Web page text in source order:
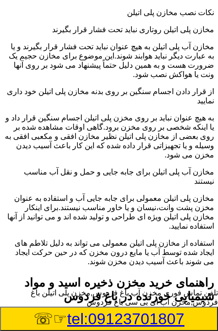
نکات نصب مخازن پلی اتیلن
مخازن پلی اتیلن روتاری نباید تحت فشار قرار بگیرند
مخازن آب پلی اتیلن به هیچ عنوان نباید تحت فشار قرار بگیرند و یا
به عبارت دیگر نباید هوابند شوند.این موضوع برای مخازن حجیم یک
ضرورت هست و به همین دلیل حتماً پیشنهاد می شود بر روی آنها
ونت یا هواکش نصب شود.
از قرار دادن اجسام سنگین بر روی بدنه مخازن پلی اتیلن خود داری
نمایید
به هیچ عنوان نباید بر روی مخزن پلی اتیلن اجسام سنگین قرار داد و
یا اینکه شخصی بر روی مخزن برود.گاهی اوقات مشاهده شده بر
روی بعضی از مخازن پلی اتیلن نظیر مخازن افقی و مکعبی افقی به
وسیله و یا تجهیزاتی قرار داده شده که این کار باعث آسیب دیدن
مخزن می شود.
مخازن آب پلی اتیلن برای جابه جایی و حمل و نقل آب مناسب
نیستند
مخازن پلی اتیلن معمولی برای جابه جایی آب و استفاده به عنوان
مخزن پشت وانت،نیسان و یا خاور مناسب نیستند.برای اینکار
مخازن پلی اتیلن ویژه ای طراحی و تولید شده اند و می توانید از آنها
استفاده نمایید.
استفاده از مخازن پلی اتیلن معمولی می تواند به دلیل تلاطم های
ایجاد شده توسط آب یا مایع درون مخزن که در حین حرکت ایجاد
می شوند باعث آسیب دیدن مخزن شوند.
راهنمای خرید مخزن ذخیره اسید و مواد
شیمیایی خورنده در باغ فردوس
مخزن ذخیره اسید و مواد شیمیایی باید به گونه ای تولید شوند که
بتوانند در برابر چگالی نسبتا بالا و خورندگی انواع اسیدها مقاومت
تلفن تماس فوری مخزن آب باغ فردوس,مخزن پلی اتیلن باغ
فردوس,مخزن آب ای بی سی باغ فردوس
tel:09123701807
☞☏